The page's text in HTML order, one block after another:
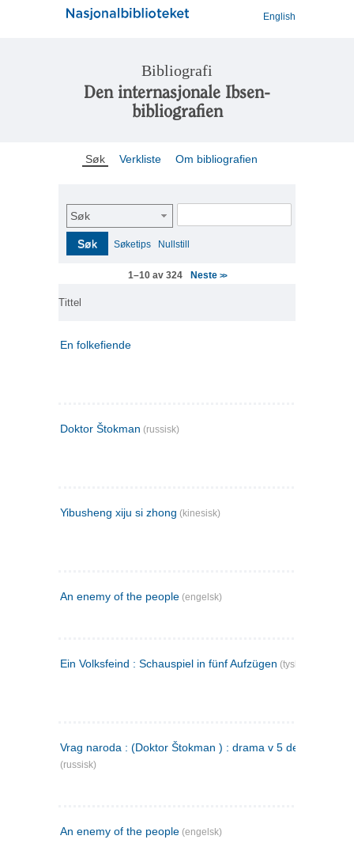
English
Bibliografi
Den internasjonale Ibsen-
bibliografien
Søk Verkliste Om bibliografien
Søk
Søk Søketips Nullstill
1–10 av 324 Neste >>
Tittel
En folkefiende
Doktor Štokman (russisk)
Yibusheng xiju si zhong (kinesisk)
An enemy of the people (engelsk)
Ein Volksfeind : Schauspiel in fünf Aufzügen (tysk)
Vrag naroda : (Doktor Štokman ) : drama v 5 dejstvijach
(russisk)
An enemy of the people (engelsk)